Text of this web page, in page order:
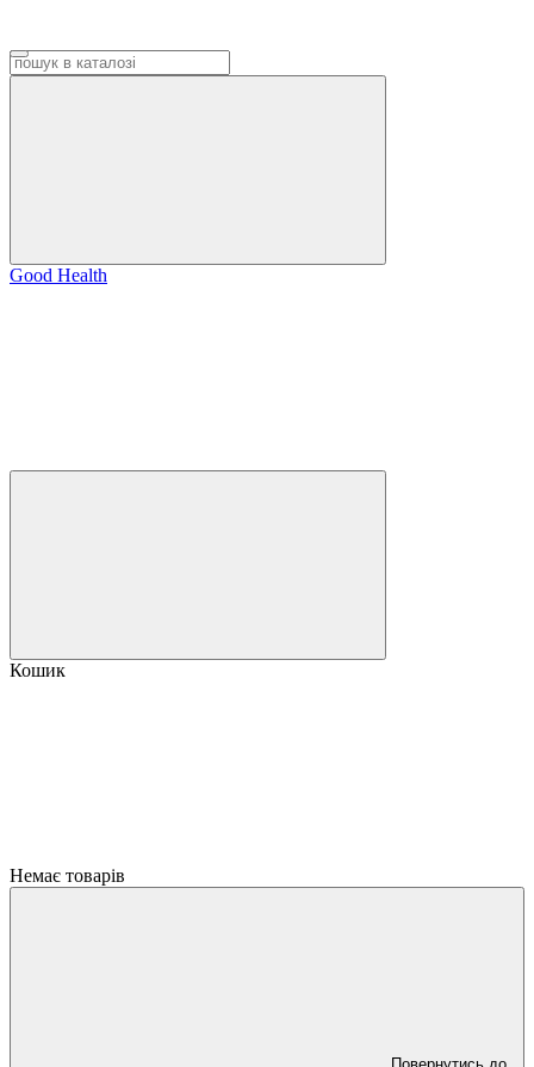
Good Health
Кошик
Немає товарів